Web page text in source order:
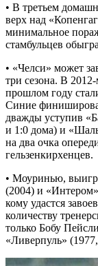
• В третьем
верх над
минимальное
стамбульцев
• «Челси» может
три сезона. В
прошлом году
Синие
дважды уступив
и 1:0 дома) и
на два очка
гельзенкирхенцев.
• Моуринью,
(2004) и
кому удастся
количеству
только Бобу
«Ливерпуль»